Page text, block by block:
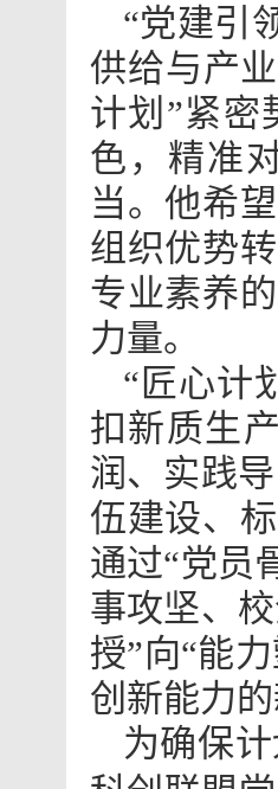
“党建引
供给与产
计划”紧密
色，精准
当。他希
组织优势
专业素养
力量。
“匠心计
扣新质生
润、实践
伍建设、
通过“党员
事攻坚、
授”向“能
创新能力
为确保